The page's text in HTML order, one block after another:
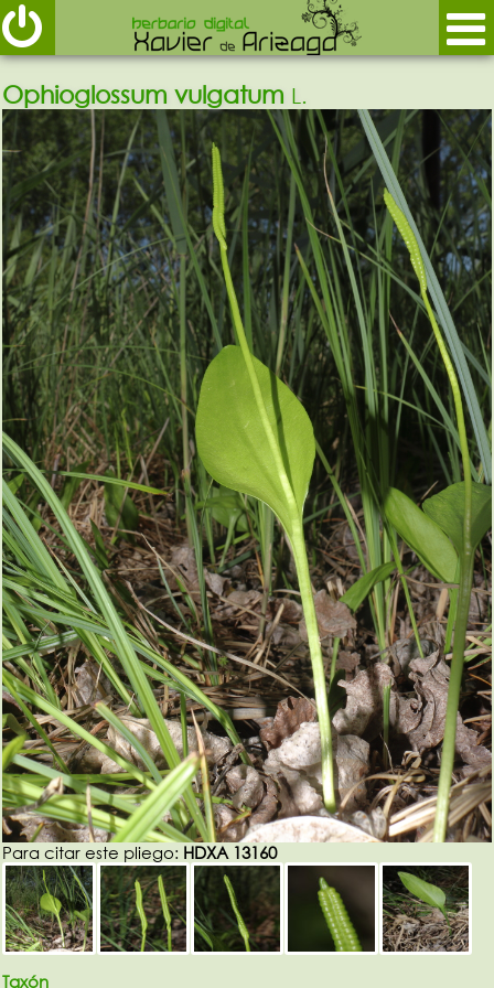
Ophioglossum vulgatum L.
Para citar este pliego: HDXA 13160
Taxón